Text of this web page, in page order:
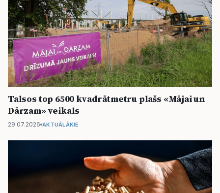
Talsos top 6500 kvadrātmetru plašs «Mājai un
Dārzam» veikals
29.07.2026 AKTUĀLĀKIE